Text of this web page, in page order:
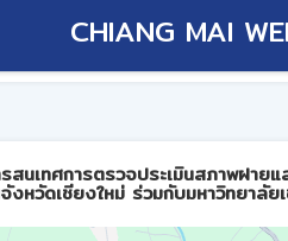
CHIANG MAI
นเทศการตรวจประเมินสภาพฝาย
หวัดเชียงใหม่ ร่วมกับมหาวิทยาลัย